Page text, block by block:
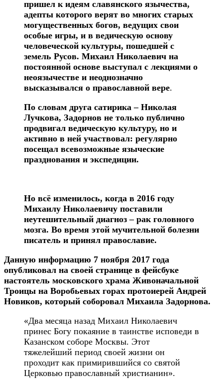
пришел к идеям славянского язычества,
адепты которого верят во многих старых
могущественных богов, ведущих свои
особые игры, и в ведическую основу
человеческой культуры, пошедшей с
земель Русов. Михаил Николаевич на
постоянной основе выступал с лекциями о
неоязычестве и неоднозначно
высказывался о православной вере.
По словам друга сатирика – Николая
Лучкова, Задорнов не только публично
продвигал ведическую культуру, но и
активно в ней участвовал: регулярно
посещал всевозможные языческие
празднования и экспедиции.
Но всё изменилось, когда в 2016 году
Михаилу Николаевичу поставили
неутешительный диагноз – рак головного
мозга. Во время этой мучительной болезни
писатель и принял православие.
Данную информацию 7 ноября 2017 года
опубликовал на своей странице в фейсбуке
настоятель московского храма Живоначальной
Троицы на Воробьевых горах протоиерей Андрей
Новиков, который соборовал Михаила Задорнова.
«Два месяца назад Михаил Николаевич
принес Богу покаяние в таинстве исповеди в
Казанском соборе Москвы. Этот
тяжелейший период своей жизни он
проходит как примирившийся со святой
Церковью православный христианин».